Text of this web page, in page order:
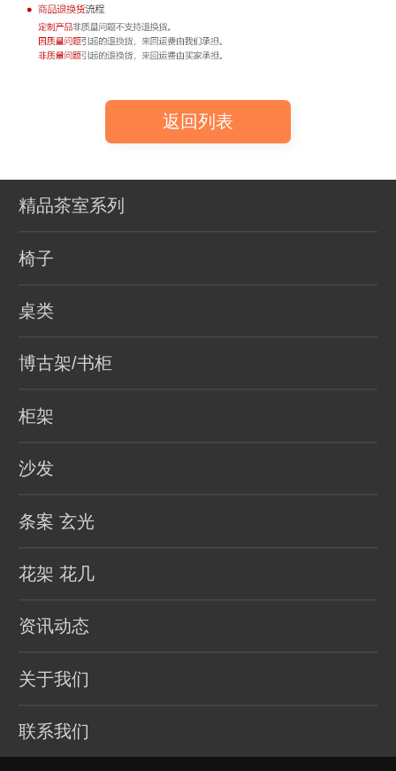
返回列表
精品茶室系列
椅子
桌类
博古架/书柜
柜架
沙发
条案 玄光
花架 花几
资讯动态
关于我们
联系我们